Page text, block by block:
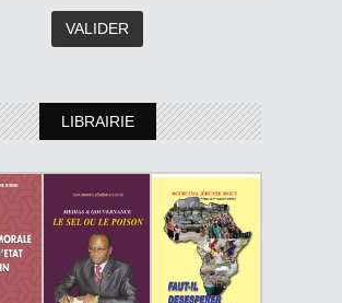
LIBRAIRIE